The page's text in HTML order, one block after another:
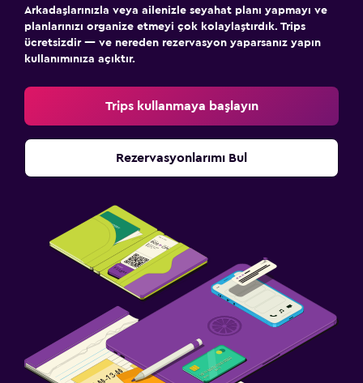
Arkadaşlarınızla veya ailenizle seyahat planı yapmayı ve
planlarınızı organize etmeyi çok kolaylaştırdık. Trips
ücretsizdir — ve nereden rezervasyon yaparsanız yapın
kullanımınıza açıktır.
Trips kullanmaya başlayın
Rezervasyonlarımı Bul